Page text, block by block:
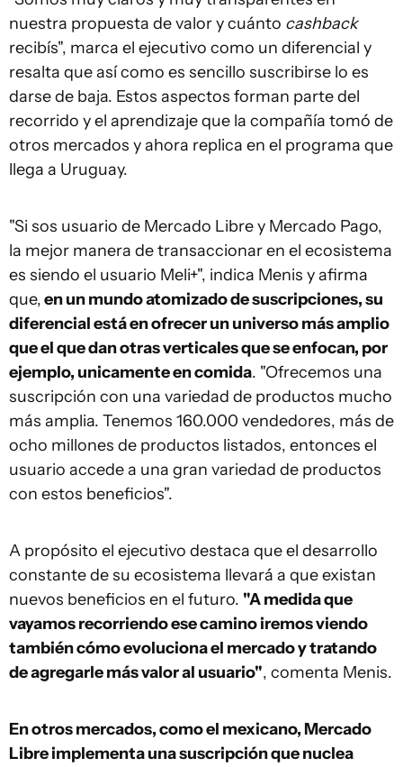
nuestra propuesta de valor y cuánto cashback
recibís", marca el ejecutivo como un diferencial y
resalta que así como es sencillo suscribirse lo es
darse de baja. Estos aspectos forman parte del
recorrido y el aprendizaje que la compañía tomó de
otros mercados y ahora replica en el programa que
llega a Uruguay.
"Si sos usuario de Mercado Libre y Mercado Pago,
la mejor manera de transaccionar en el ecosistema
es siendo el usuario Meli+", indica Menis y afirma
que,en un mundo atomizado de suscripciones, su
diferencial está en ofrecer un universo más amplio
que el que dan otras verticales que se enfocan, por
ejemplo, unicamente en comida. "Ofrecemos una
suscripción con una variedad de productos mucho
más amplia. Tenemos 160.000 vendedores, más de
ocho millones de productos listados, entonces el
usuario accede a una gran variedad de productos
con estos beneficios".
A propósito el ejecutivo destaca que el desarrollo
constante de su ecosistema llevará a que existan
nuevos beneficios en el futuro. "A medida que
vayamos recorriendo ese camino iremos viendo
también cómo evoluciona el mercado y tratando
de agregarle más valor al usuario", comenta Menis.
En otros mercados, como el mexicano, Mercado
Libre implementa una suscripción que nuclea